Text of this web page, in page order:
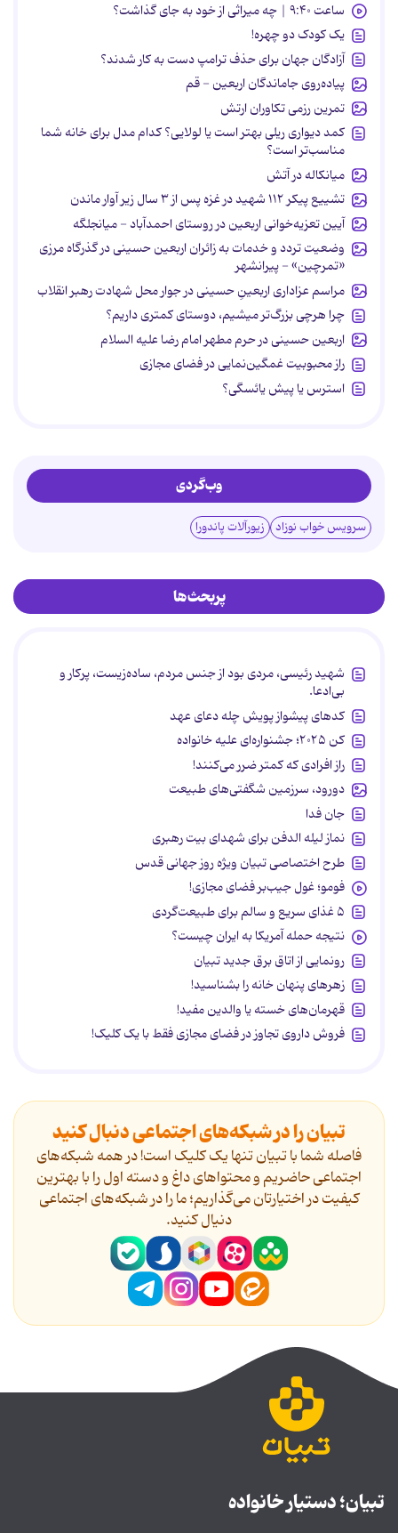
ساعت ۹:۴۰ | چه میراثی از خود به جای گذاشت؟
یک کودک دو چهره!
آزادگان جهان برای حذف ترامپ دست به کار شدند؟
پیاده‌روی جاماندگان اربعین - قم
تمرین رزمی تکاوران ارتش
کمد دیواری ریلی بهتر است یا لولایی؟ کدام مدل برای خانه شما
مناسب‌تر است؟
میانکاله در آتش
تشییع پیکر ۱۱۲ شهید در غزه پس از ۳ سال زیر آوار ماندن
آیین تعزیه‌خوانی اربعین در روستای احمدآباد - میانجلگه
وضعیت تردد و خدمات به زائران اربعین حسینی در گذرگاه مرزی
«تمرچین» - پیرانشهر
مراسم عزاداری اربعینِ حسینی در جوار محل شهادت رهبر انقلاب
چرا هرچی بزرگ‌تر میشیم، دوستای کمتری داریم؟
اربعین حسینی در حرم مطهر امام رضا علیه السلام
راز محبوبیت غمگین‌نمایی در فضای مجازی
استرس یا پیش یائسگی؟
وب‌گردی
سرویس خواب نوزاد زیورآلات پاندورا
پربحث‌ها
شهید رئیسی، مردی بود از جنس مردم، ساده‌زیست، پرکار و
بی‌ادعا.
کدهای پیشواز پویش چله دعای عهد
کن ۲۰۲۵؛ جشنواره‌ای علیه خانواده
راز افرادی که کمتر ضرر می‌کنند!
دورود، سرزمین شگفتی‌های طبیعت
جان فدا
نماز لیله الدفن برای شهدای بیت رهبری
طرح اختصاصی تبیان ویژه روز جهانی قدس
فومو؛ غول جیب‌بر فضای مجازی!
۵ غذای سریع و سالم برای طبیعت‌گردی
نتیجه حمله آمریکا به ایران چیست؟
رونمایی از اتاق برق جدید تبیان
زهرهای پنهان خانه را بشناسید!
قهرمان‌های خسته یا والدین مفید!
فروش داروی تجاوز در فضای مجازی فقط با یک کلیک!
تبیان را در شبکه‌های اجتماعی دنبال کنید
فاصله شما با تبیان تنها یک کلیک است! در همه شبکه‌های
اجتماعی حاضریم و محتواهای داغ و دسته اول را با بهترین
کیفیت در اختیارتان می‌گذاریم؛ ما را در شبکه‌های اجتماعی
دنیال کنید.
تبیان؛ دستیار خانواده